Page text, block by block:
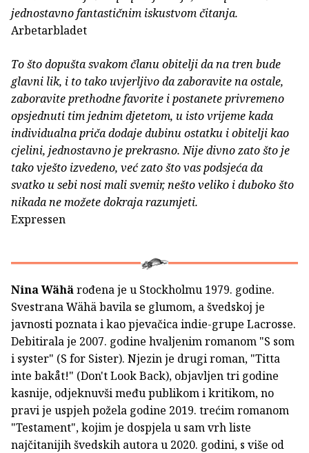
jednostavno fantastičnim iskustvom čitanja.
Arbetarbladet
To što dopušta svakom članu obitelji da na tren bude
glavni lik, i to tako uvjerljivo da zaboravite na ostale,
zaboravite prethodne favorite i postanete privremeno
opsjednuti tim jednim djetetom, u isto vrijeme kada
individualna priča dodaje dubinu ostatku i obitelji kao
cjelini, jednostavno je prekrasno. Nije divno zato što je
tako vješto izvedeno, već zato što vas podsjeća da
svatko u sebi nosi mali svemir, nešto veliko i duboko što
nikada ne možete dokraja razumjeti.
Expressen
Nina Wähärođena je u Stockholmu 1979. godine.
Svestrana Wähä bavila se glumom, a švedskoj je
javnosti poznata i kao pjevačica indie-grupe Lacrosse.
Debitirala je 2007. godine hvaljenim romanom "S som
i syster" (S for Sister). Njezin je drugi roman, "Titta
inte bakåt!" (Don't Look Back), objavljen tri godine
kasnije, odjeknuvši među publikom i kritikom, no
pravi je uspjeh požela godine 2019. trećim romanom
"Testament", kojim je dospjela u sam vrh liste
najčitanijih švedskih autora u 2020. godini, s više od